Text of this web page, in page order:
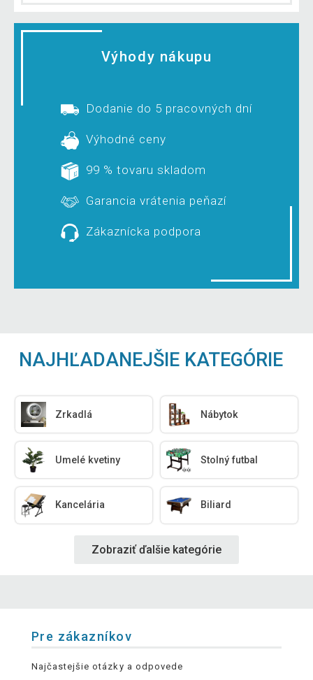
Výhody nákupu
Dodanie do 5 pracovných dní
Výhodné ceny
99 % tovaru skladom
Garancia vrátenia peňazí
Zákaznícka podpora
NAJHĽADANEJŠIE KATEGÓRIE
Zrkadlá Nábytok
Umelé kvetiny Stolný futbal
Kancelária Biliard
Zobraziť ďalšie kategórie
Pre zákazníkov
Najčastejšie otázky a odpovede